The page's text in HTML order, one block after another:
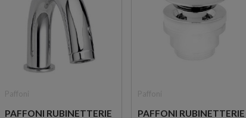
PAFFONI RUBINETTERIE PAFFONI RUBINETTERIE